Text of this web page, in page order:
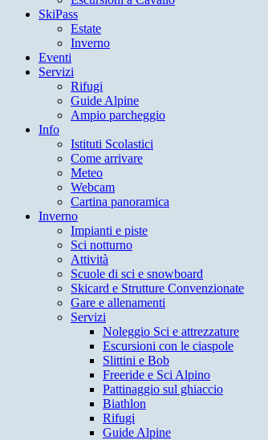
SkiPass
Estate
Inverno
Eventi
Servizi
Rifugi
Guide Alpine
Ampio parcheggio
Info
Istituti Scolastici
Come arrivare
Meteo
Webcam
Cartina panoramica
Inverno
Impianti e piste
Sci notturno
Attività
Scuole di sci e snowboard
Skicard e Strutture Convenzionate
Gare e allenamenti
Servizi
Noleggio Sci e attrezzature
Escursioni con le ciaspole
Slittini e Bob
Freeride e Sci Alpino
Pattinaggio sul ghiaccio
Biathlon
Rifugi
Guide Alpine